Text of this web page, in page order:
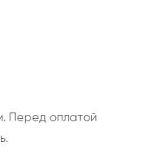
Перед оплатой